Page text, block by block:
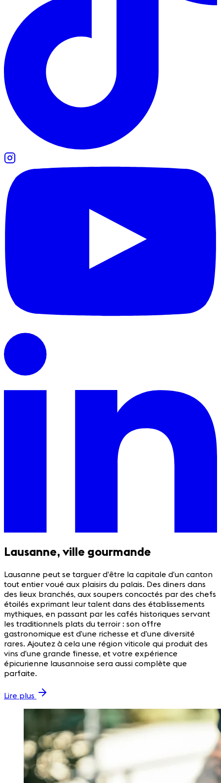
Lausanne, ville gourmande
Lausanne peut se targuer d’être la capitale d’un canton
tout entier voué aux plaisirs du palais. Des diners dans
des lieux branchés, aux soupers concoctés par des chefs
étoilés exprimant leur talent dans des établissements
mythiques, en passant par les cafés historiques servant
les traditionnels plats du terroir : son offre
gastronomique est d’une richesse et d’une diversité
rares. Ajoutez à cela une région viticole qui produit des
vins d’une grande finesse, et votre expérience
épicurienne lausannoise sera aussi complète que
parfaite.
Lire plus